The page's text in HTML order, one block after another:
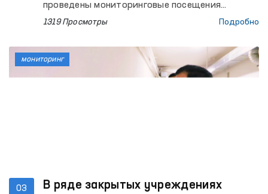
проведены мониторинговые посещения
колонии по исполнению наказания № 17,
временного содержания УВД Каракульского
района и расположенного в этом же районе
Мужского дома-интерната для инвалидов, а
1319 Просмотры Подробно
03
В ряде закрытых учреждениях
мониторинг